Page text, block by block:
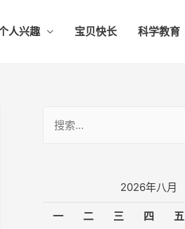
人兴趣 宝贝快长 科学教育
2026年八月
一 二 三 四 五